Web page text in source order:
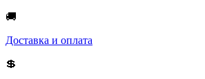
🚚
Доставка и оплата
💲